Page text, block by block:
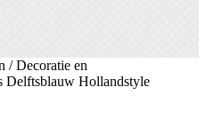
/Decoratie en
Delftsblauw Hollandstyle